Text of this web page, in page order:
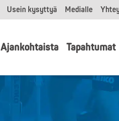
Usein kysyttyä Medialle
Ajankohtaista Tapahtumat